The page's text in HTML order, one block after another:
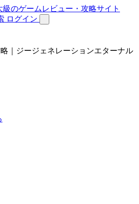
ログイン
｜ジージェネレーションエターナル